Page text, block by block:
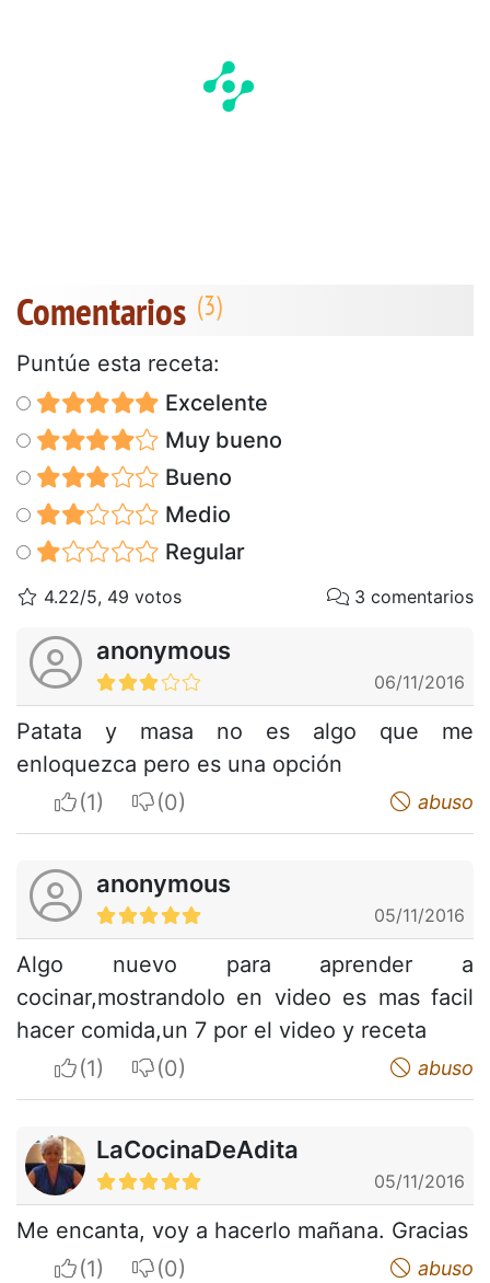
Comentarios
Puntúe esta receta:
Excelente
Muy bueno
Bueno
Medio
Regular
4.22/5, 49 votos 3 comentarios
anonymous
06/11/2016
Patata y masa no es algo que me
enloquezca pero es una opción
I apreciateI do not appreciate abuso
anonymous
05/11/2016
Algo nuevo para aprender a
cocinar,mostrandolo en video es mas facil
hacer comida,un 7 por el video y receta
I apreciateI do not appreciate abuso
LaCocinaDeAdita
05/11/2016
Me encanta, voy a hacerlo mañana. Gracias
I apreciateI do not appreciate abuso